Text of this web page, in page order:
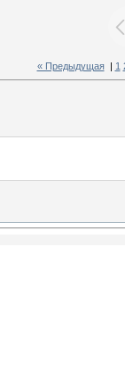
« Предыдущая| 1